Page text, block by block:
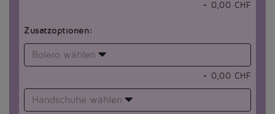
+ 0,00 CHF
Zusatzoptionen:
Bolero wählen
+ 0,00 CHF
Handschuhe wählen